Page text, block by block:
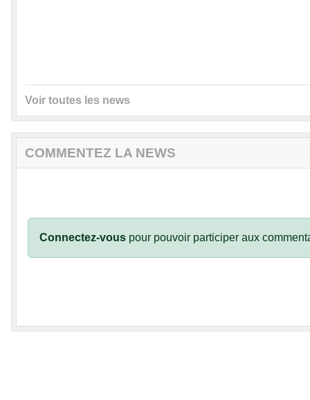
Voir toutes les news
COMMENTEZ LA NEWS
Connectez-vous pour pouvoir participer aux